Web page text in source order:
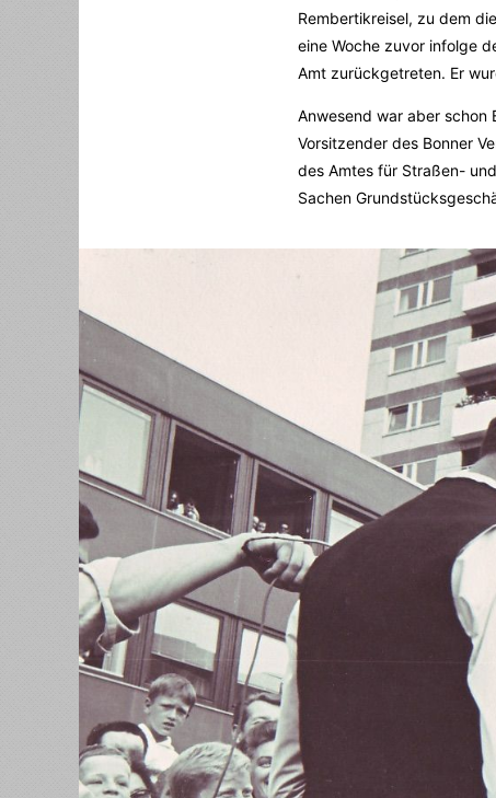
Rembertikreisel, zu dem
eine Woche zuvor infolge
Amt zurückgetreten. Er
Anwesend war aber schon
Vorsitzender des Bonner
des Amtes für Straßen-
Sachen